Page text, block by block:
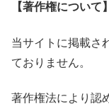
【著作権について】
当サイトに掲載さ
ておりません。
著作権法により認